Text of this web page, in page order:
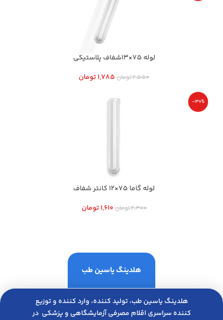
لوله 75×13شفاف پلاستیکی
2,550تومان 1,785تومان
-30%
لوله گاما 75×12 کانتر شفاف
2,300تومان1,610 تومان
هلدینگ یاسین طب
هلدینگ یاسین طب، تولید کننده، وارد کننده و توزیع
کننده سراسری اقلام مصرفی آزمایشگاهی و پزشکی در